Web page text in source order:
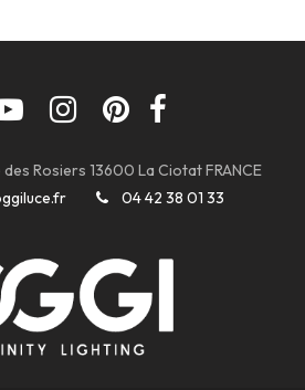
Rosiers 13600 La Ciotat FRANCE
04 42 38 01 33